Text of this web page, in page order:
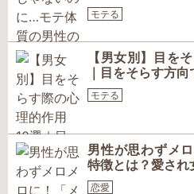
モテる
【男女別】目を
｜目をそらす方
モテる
男性が思わずメ
特徴とは？愛され
恋愛